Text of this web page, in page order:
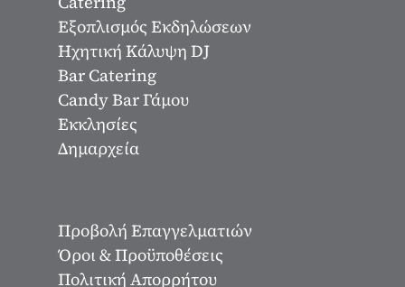
Εξοπλισμός Εκδηλώσεων
Ηχητική Κάλυψη DJ
Bar Catering
Candy Bar Γάμου
Εκκλησίες
Δημαρχεία
Προβολή Επαγγελματιών
Όροι & Προϋποθέσεις
Πολιτική Απορρήτου